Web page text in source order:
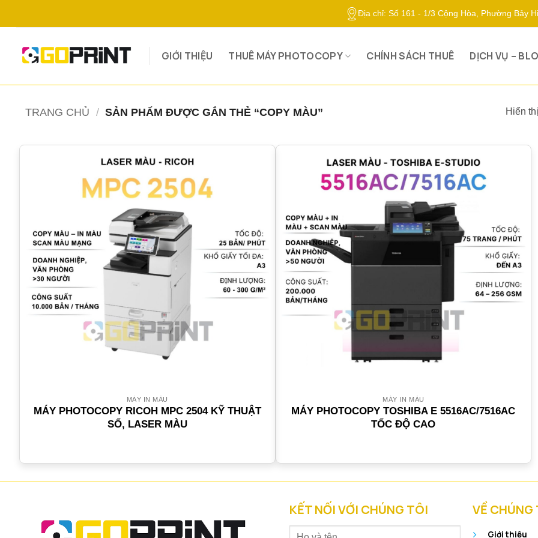
Địa chỉ: Số 161 - 1/3 Cộng Hòa, Phường Bảy
GIỚI THIỆU THUÊ MÁY PHOTOCOPY CHÍNH SÁCH THUÊ DỊCH VỤ –
TRANG CHỦ / SẢN PHẨM ĐƯỢC GẮN THẺ “COPY MÀU” Hiển
MÁY IN MÀU
MÁY PHOTOCOPY RICOH MPC 2504 KỸ THUẬT
SỐ, LASER MÀU
MÁY IN MÀU
MÁY PHOTOCOPY TOSHIBA E 5516AC/7516AC
TỐC ĐỘ CAO
KẾT NỐI VỚI CHÚNG TÔI VỀ CHÚNG
Giới thiệu